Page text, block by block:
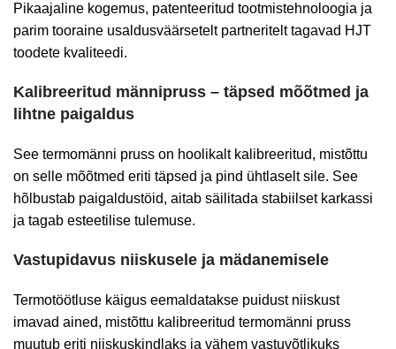
Pikaajaline kogemus, patenteeritud tootmistehnoloogia ja
parim tooraine usaldusväärsetelt partneritelt tagavad HJT
toodete kvaliteedi.
Kalibreeritud männipruss – täpsed mõõtmed ja
lihtne paigaldus
See termomänni pruss on hoolikalt kalibreeritud, mistõttu
on selle mõõtmed eriti täpsed ja pind ühtlaselt sile. See
hõlbustab paigaldustöid, aitab säilitada stabiilset karkassi
ja tagab esteetilise tulemuse.
Vastupidavus niiskusele ja mädanemisele
Termotöötluse käigus eemaldatakse puidust niiskust
imavad ained, mistõttu kalibreeritud termomänni pruss
muutub eriti niiskuskindlaks ja vähem vastuvõtlikuks